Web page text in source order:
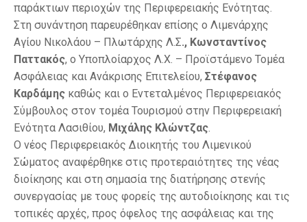
παράκτιων περιοχών της Περιφερειακής Ενότητας.
Στη συνάντηση παρευρέθηκαν επίσης ο Λιμενάρχης
Αγίου Νικολάου – Πλωτάρχης Λ.Σ., Κωνσταντίνος
Παττακός, ο Υποπλοίαρχος Λ.Χ. – Προϊστάμενο Τομέα
Ασφάλειας και Ανάκρισης Επιτελείου, Στέφανος
Καρδάμης καθώς και ο Εντεταλμένος Περιφερειακός
Σύμβουλος στον τομέα Τουρισμού στην Περιφερειακή
Ενότητα Λασιθίου, Μιχάλης Κλώντζας
Ο νέος Περιφερειακός Διοικητής του Λιμενικού
Σώματος αναφέρθηκε στις προτεραιότητες της νέας
διοίκησης και στη σημασία της διατήρησης στενής
συνεργασίας με τους φορείς της αυτοδιοίκησης και τις
τοπικές αρχές, προς όφελος της ασφάλειας και της